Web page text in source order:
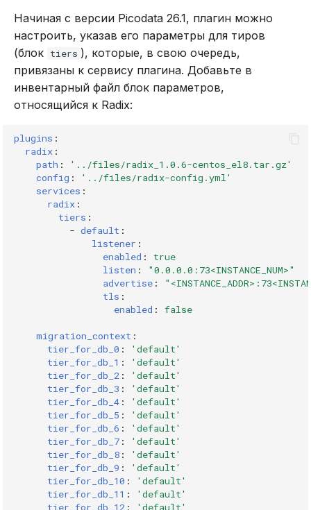
по БД
Примеры управления
доступом
Выдача прав
Radix
Изменение
конфигурации Radix
через SQL-запросы в
Использование LDAP
Использование
пользователей
Настройка адресов и
Описание конфигурации
clients
Начиная с версии Picodata 26.1, плагин можно
настроить, указав его параметры для тиров
(блок tiers ), которые, в свою очередь,
привязаны к сервису плагина. Добавьте в
инвентарный файл блок параметров,
относящийся к Radix:
plugins :
radix :
path :
'../files/radix_1.0.6-centos_el8.tar.gz'
config :
'../files/radix-config.yml'
services :
radix :
tiers :
- default :
listener :
enabled :
true
listen :
"0.0.0.0:73<INSTANCE_NUM>"
advertise :
tls :
enabled : false
migration_context :
tier_for_db_0 :
'default'
tier_for_db_1 :
'default'
tier_for_db_2 :
'default'
tier_for_db_3 :
'default'
tier_for_db_4 :
'default'
tier_for_db_5 :
'default'
tier_for_db_6 :
'default'
tier_for_db_7 :
'default'
tier_for_db_8 :
'default'
tier_for_db_9 :
'default'
tier_for_db_10 :
'default'
tier_for_db_11 :
'default'
tier_for_db_12 :
'default'